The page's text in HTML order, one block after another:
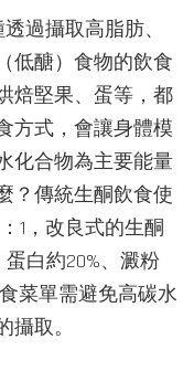
過攝取高脂肪、
低醣）食物的飲食
焙堅果、蛋等，都
方式，會讓身體模
化合物為主要能量
？傳統生酮飲食使
1，改良式的生酮
白約20%、澱粉
菜單需避免高碳水
取。